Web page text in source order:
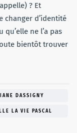
? Et
changer d’identité
ne l’a pas
bientôt trouver
DASSIGNY
LA VIE PASCAL